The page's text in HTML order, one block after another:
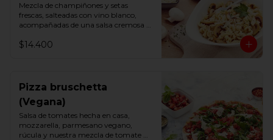
Mezcla de champiñones y setas
frescas, salteadas con vino blanco,
acompañadas de una salsa cremosa
$14.400
Pizza bruschetta
(Vegana)
Salsa de tomates hecha en casa,
mozzarella, parmesano vegano,
rúcula y nuestra mezcla de tomate